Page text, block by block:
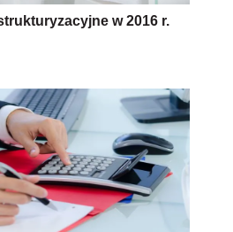
w 2016 r.